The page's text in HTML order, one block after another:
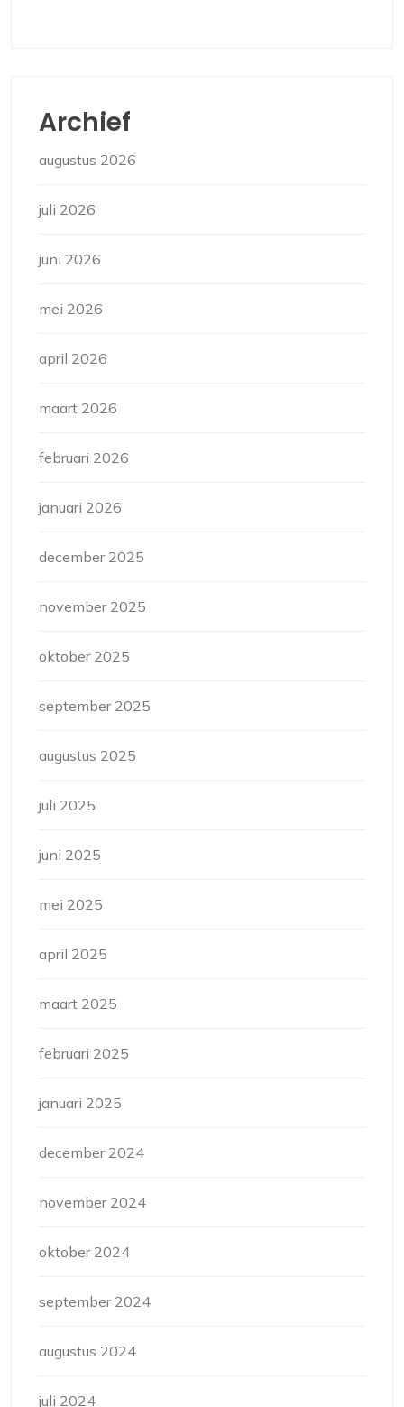
Archief
augustus 2026
juli 2026
juni 2026
mei 2026
april 2026
maart 2026
februari 2026
januari 2026
december 2025
november 2025
oktober 2025
september 2025
augustus 2025
juli 2025
juni 2025
mei 2025
april 2025
maart 2025
februari 2025
januari 2025
december 2024
november 2024
oktober 2024
september 2024
augustus 2024
juli 2024